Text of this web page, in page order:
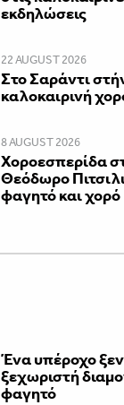
εκδηλώσεις
22 AUGUST 2026
Στο Σαράντι
καλοκαιρινή
8 AUGUST 2026
Χοροεσπερίδα
Θεόδωρο
φαγητό και χορό
Ένα υπέροχο
ξεχωριστή
φαγητό